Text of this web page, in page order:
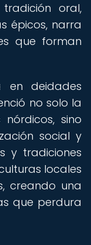
oral,
épicos, narra
que forman
en deidades
no solo la
sino
social y
y tradiciones
locales
creando una
que perdura